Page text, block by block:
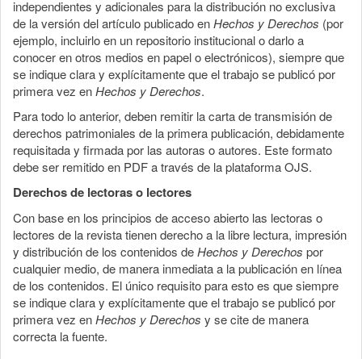
independientes y adicionales para la distribución no exclusiva
de la versión del artículo publicado enHechos y Derechos (por
ejemplo, incluirlo en un repositorio institucional o darlo a
conocer en otros medios en papel o electrónicos), siempre que
se indique clara y explícitamente que el trabajo se publicó por
primera vez enHechos y Derechos.
Para todo lo anterior, deben remitir la carta de transmisión de
derechos patrimoniales de la primera publicación, debidamente
requisitada y firmada por las autoras o autores. Este formato
debe ser remitido en PDF a través de la plataforma OJS.
Derechos de lectoras o lectores
Con base en los principios de acceso abierto las lectoras o
lectores de la revista tienen derecho a la libre lectura, impresión
y distribución de los contenidos deHechos y Derechos por
cualquier medio, de manera inmediata a la publicación en línea
de los contenidos. El único requisito para esto es que siempre
se indique clara y explícitamente que el trabajo se publicó por
primera vez enHechos y Derechos y se cite de manera
correcta la fuente.